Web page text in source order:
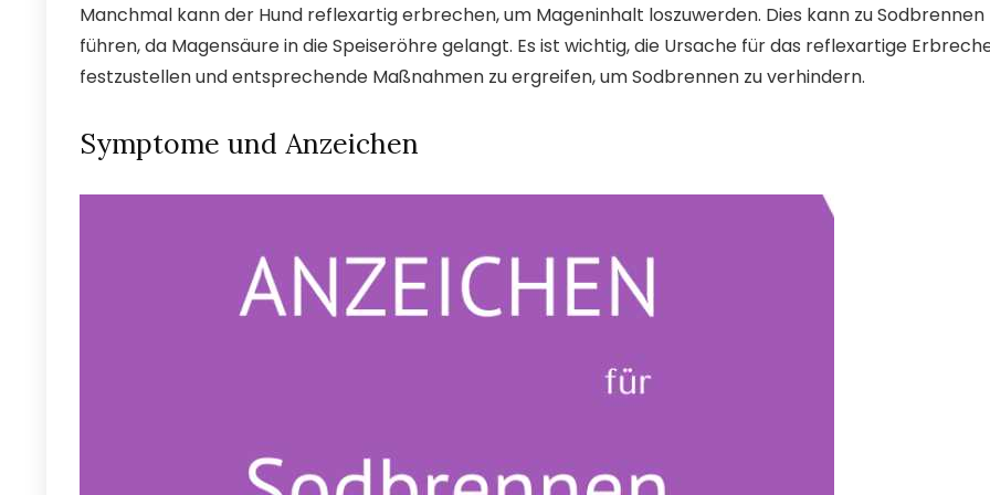
Manchmal kann der Hund reflexartig erbrechen, um Mageninhalt loszuwerden. Dies kann zu Sodbrennen
führen, da Magensäure in die Speiseröhre gelangt. Es ist wichtig, die Ursache für das reflexartige
festzustellen und entsprechende Maßnahmen zu ergreifen, um Sodbrennen zu verhindern.
Symptome und Anzeichen